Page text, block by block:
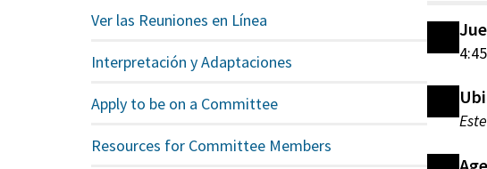
Ver las Reuniones en Línea
Interpretación y Adaptaciones
Apply to be on a Committee
Resources for Committee Members